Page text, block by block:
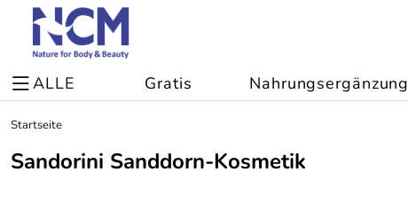
ALLE Gratis Nahrungsergänzung
Startseite
Sandorini Sanddorn-Kosmetik